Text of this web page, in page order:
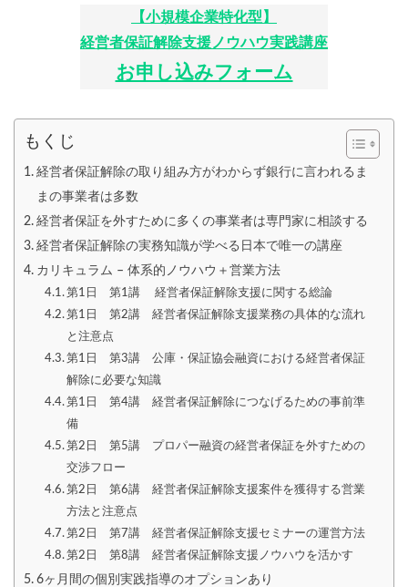
【小規模企業特化型】
経営者保証解除支援ノウハウ実践講座
お申し込みフォーム
もくじ
経営者保証解除の取り組み方がわからず銀行に言われるま
まの事業者は多数
経営者保証を外すために多くの事業者は専門家に相談する
経営者保証解除の実務知識が学べる日本で唯一の講座
カリキュラム – 体系的ノウハウ＋営業方法
第1日 第1講 経営者保証解除支援に関する総論
第1日 第2講 経営者保証解除支援業務の具体的な流れ
と注意点
第1日 第3講 公庫・保証協会融資における経営者保証
解除に必要な知識
第1日 第4講 経営者保証解除につなげるための事前準
備
第2日 第5講 プロパー融資の経営者保証を外すための
交渉フロー
第2日 第6講 経営者保証解除支援案件を獲得する営業
方法と注意点
第2日 第7講 経営者保証解除支援セミナーの運営方法
第2日 第8講 経営者保証解除支援ノウハウを活かす
6ヶ月間の個別実践指導のオプションあり